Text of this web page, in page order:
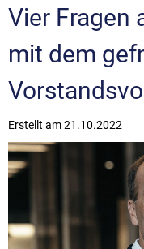
Vier Fragen
mit dem
Erstellt am21.10.2022